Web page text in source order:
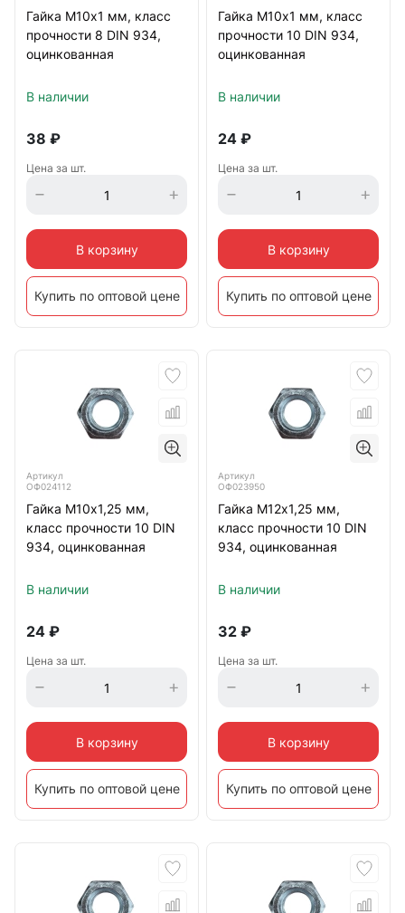
Гайка М10х1 мм, класс
прочности 8 DIN 934,
оцинкованная
В наличии
38 ₽
Цена за шт.
В корзину
Купить по оптовой цене
Гайка М10х1 мм, класс
прочности 10 DIN 934,
оцинкованная
В наличии
24 ₽
Цена за шт.
В корзину
Купить по оптовой цене
Артикул
ОФ024112
Гайка М10х1,25 мм,
класс прочности 10 DIN
934, оцинкованная
В наличии
24 ₽
Цена за шт.
В корзину
Купить по оптовой цене
Артикул
ОФ023950
Гайка М12х1,25 мм,
класс прочности 10 DIN
934, оцинкованная
В наличии
32 ₽
Цена за шт.
В корзину
Купить по оптовой цене